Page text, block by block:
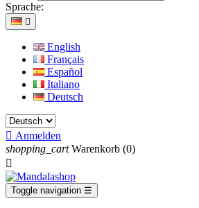
Sprache:

English
Français
Español
Italiano
Deutsch
 Anmelden
shopping_cart Warenkorb (0)

Toggle navigation ☰